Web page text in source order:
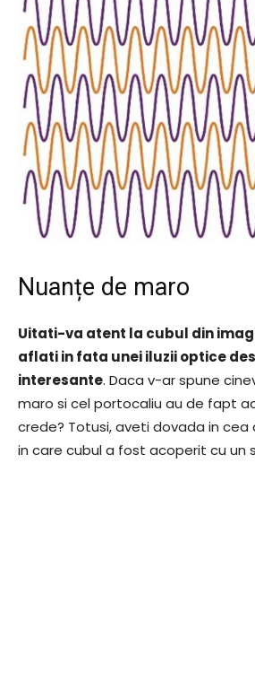
Nuanțe de maro
Uitati-va atent la cubul din
aflati in fata unei iluzii optice
interesante. Daca v-ar spune
maro si cel portocaliu au de fapt
crede? Totusi, aveti dovada in
in care cubul a fost acoperit cu un